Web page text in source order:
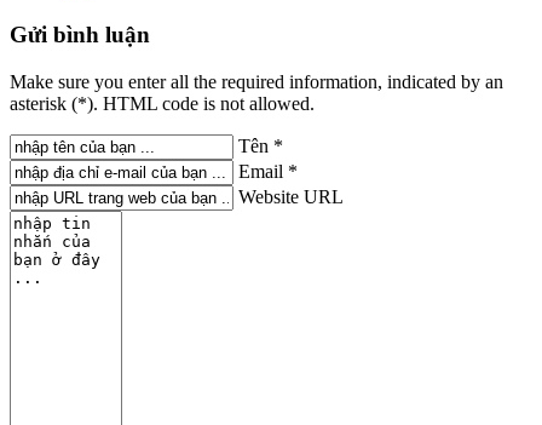
Gửi bình luận
Make sure you enter all the required information, indicated by an
asterisk (*). HTML code is not allowed.
Tên *
Email *
Website URL